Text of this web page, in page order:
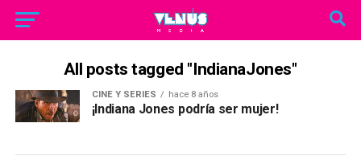
All posts tagged "IndianaJones"
CINE Y SERIES hace 8 años
¡Indiana Jones podría ser mujer!